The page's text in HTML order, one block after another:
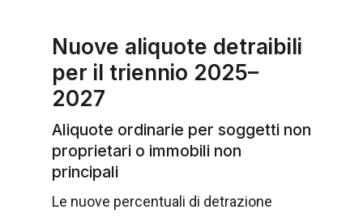
Nuove aliquote detraibili
per il triennio 2025–
2027
Aliquote ordinarie per soggetti non
proprietari o immobili non
principali
Le nuove percentuali di detrazione